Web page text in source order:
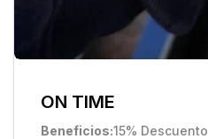
ON TIME
Beneficios 15% Descuento